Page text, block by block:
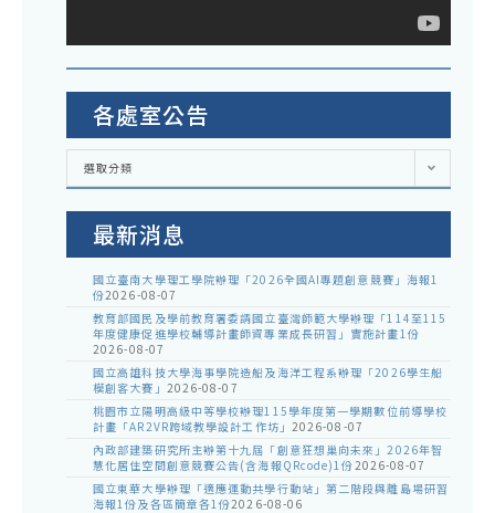
各處室公告
各
室
選取分類
最新消息
國立臺南大學理工學院辦理「2026全國AI專題創意競賽」海報1
份2026-08-07
教育部國民及學前教育署委請國立臺灣師範大學辦理「114至115
年度健康促進學校輔導計畫師資專業成長研習」實施計畫1份
2026-08-07
國立高雄科技大學海事學院造船及海洋工程系辦理「2026學生船
模創客大賽」 2026-08-07
桃園市立陽明高級中等學校辦理115學年度第一學期數位前導學校
計畫「AR2VR跨域教學設計工作坊」 2026-08-07
內政部建築研究所主辦第十九屆「創意狂想巢向未來」2026年智
慧化居住空間創意競賽公告(含海報QRcode)1份2026-08-07
國立東華大學辦理「適應運動共學行動站」第二階段與離島場研習
海報1份及各區簡章各1份2026-08-06